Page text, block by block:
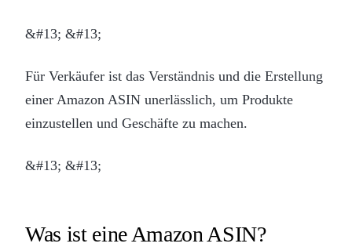
&#13; &#13;
Für Verkäufer ist das Verständnis und die Erstellung
einer Amazon ASIN unerlässlich, um Produkte
einzustellen und Geschäfte zu machen.
&#13; &#13;
Was ist eine Amazon ASIN?